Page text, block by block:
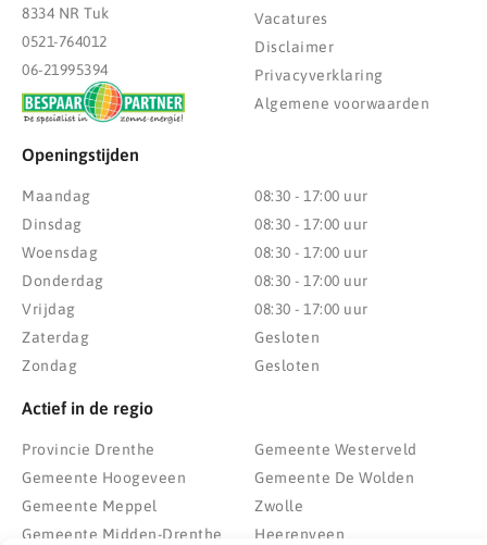
8334 NR Tuk
0521-764012
06-21995394
Vacatures
Disclaimer
Privacyverklaring
Algemene voorwaarden
Openingstijden
Maandag
Dinsdag
Woensdag
Donderdag
Vrijdag
Zaterdag
Zondag
08:30 - 17:00 uur
08:30 - 17:00 uur
08:30 - 17:00 uur
08:30 - 17:00 uur
08:30 - 17:00 uur
Gesloten
Gesloten
Actief in de regio
Provincie Drenthe
Gemeente Hoogeveen
Gemeente Meppel
Gemeente Midden-Drenthe
Gemeente Westerveld
Gemeente De Wolden
Zwolle
Heerenveen